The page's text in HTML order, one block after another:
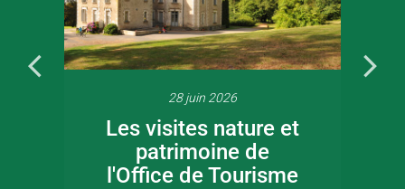
28 juin 2026
Les visites nature et
patrimoine de
l'Office de Tourisme